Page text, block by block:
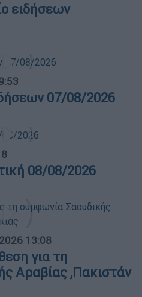
ειδήσεων
07/08/2026
08/08/2026
13:08
για τη
Αραβίας ,Πακιστάν